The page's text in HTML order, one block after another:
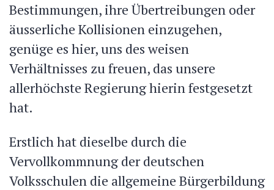
Bestimmungen, ihre Übertreibungen oder
äusserliche Kollisionen einzugehen,
genüge es hier, uns des weisen
Verhältnisses zu freuen, das unsere
allerhöchste Regierung hierin festgesetzt
hat.
Erstlich hat dieselbe durch die
Vervollkommnung der deutschen
Volksschulen die allgemeine Bürgerbildung